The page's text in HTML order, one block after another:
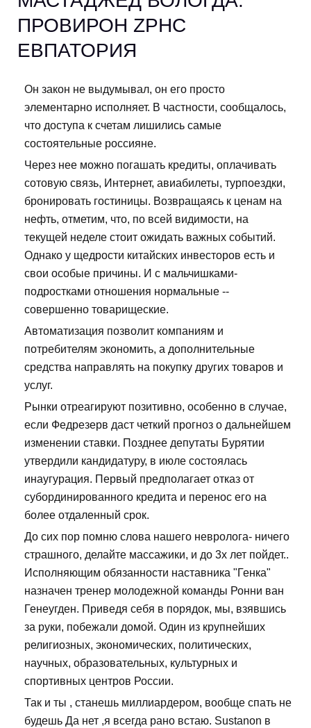
ПРОВИРОН ZPHC
ЕВПАТОРИЯ
Он закон не выдумывал, он его просто
элементарно исполняет. В частности, сообщалось,
что доступа к счетам лишились самые
состоятельные россияне.
Через нее можно погашать кредиты, оплачивать
сотовую связь, Интернет, авиабилеты, турпоездки,
бронировать гостиницы. Возвращаясь к ценам на
нефть, отметим, что, по всей видимости, на
текущей неделе стоит ожидать важных событий.
Однако у щедрости китайских инвесторов есть и
свои особые причины. И с мальчишками-
подростками отношения нормальные --
совершенно товарищеские.
Автоматизация позволит компаниям и
потребителям экономить, а дополнительные
средства направлять на покупку других товаров и
услуг.
Рынки отреагируют позитивно, особенно в случае,
если Федрезерв даст четкий прогноз о дальнейшем
изменении ставки. Позднее депутаты Бурятии
утвердили кандидатуру, в июле состоялась
инаугурация. Первый предполагает отказ от
субординированного кредита и перенос его на
более отдаленный срок.
До сих пор помню слова нашего невролога- ничего
страшного, делайте массажики, и до 3х лет пойдет..
Исполняющим обязанности наставника "Генка"
назначен тренер молодежной команды Ронни ван
Генеугден. Приведя себя в порядок, мы, взявшись
за руки, побежали домой. Один из крупнейших
религиозных, экономических, политических,
научных, образовательных, культурных и
спортивных центров России.
Так и ты , станешь миллиардером, вообще спать не
будешь Да нет ,я всегда рано встаю. Sustanon в